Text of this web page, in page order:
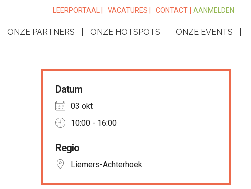
LEERPORTAAL | VACATURES | CONTACT AANMELDEN
ONZE PARTNERS ONZE HOTSPOTS ONZE EVENTS
Datum
03 okt
10:00 - 16:00
Regio
Liemers-Achterhoek